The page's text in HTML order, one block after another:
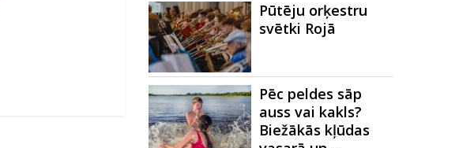
Pūtēju orķestru
svētki Rojā
Pēc peldes sāp
auss vai kakls?
Biežākās kļūdas